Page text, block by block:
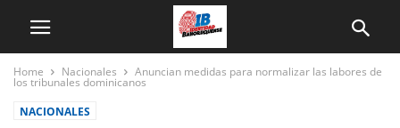
Home Nacionales Anuncian medidas para normalizar las labores de
los tribunales dominicanos
NACIONALES